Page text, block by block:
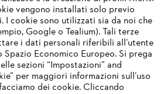
WIRD NICHT
vengono installati solo previo
I cookie sono utilizzati sia da noi che
Google o Tealium). Tali terze
i dati personali riferibili all’utente
Economico Europeo. Si prega
sezioni “Impostazioni” and
per maggiori informazioni sull’uso
dei cookie. Cliccando